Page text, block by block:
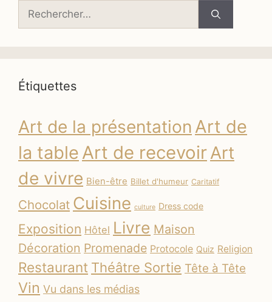
Rechercher :
Étiquettes
Art de la présentation Art de
la table Art de recevoirArt
de vivre Bien-être Billet d'humeur Caritatif
Chocolat Cuisine culture Dress code
Exposition Hôtel Livre Maison
Décoration Promenade Protocole Quiz Religion
Restaurant Théâtre Sortie Tête à Tête
Vin Vu dans les médias